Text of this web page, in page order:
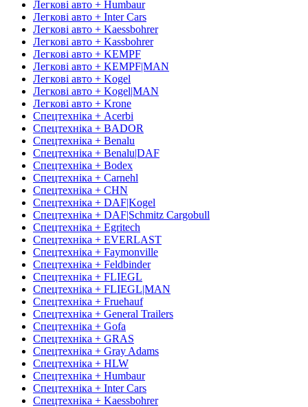
Легкові авто + Humbaur
Легкові авто + Inter Cars
Легкові авто + Kaessbohrer
Легкові авто + Kassbohrer
Легкові авто + KEMPF
Легкові авто + KEMPF|MAN
Легкові авто + Kogel
Легкові авто + Kogel|MAN
Легкові авто + Krone
Спецтехніка + Acerbi
Спецтехніка + BADOR
Спецтехніка + Benalu
Спецтехніка + Benalu|DAF
Спецтехніка + Bodex
Спецтехніка + Carnehl
Спецтехніка + CHN
Спецтехніка + DAF|Kogel
Спецтехніка + DAF|Schmitz Cargobull
Спецтехніка + Egritech
Спецтехніка + EVERLAST
Спецтехніка + Faymonville
Спецтехніка + Feldbinder
Спецтехніка + FLIEGL
Спецтехніка + FLIEGL|MAN
Спецтехніка + Fruehauf
Спецтехніка + General Trailers
Спецтехніка + Gofa
Спецтехніка + GRAS
Спецтехніка + Gray Adams
Спецтехніка + HLW
Спецтехніка + Humbaur
Спецтехніка + Inter Cars
Спецтехніка + Kaessbohrer